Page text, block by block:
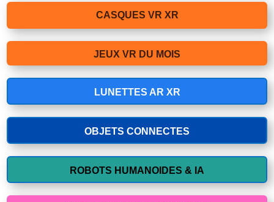
CASQUES VR XR
JEUX VR DU MOIS
LUNETTES AR XR
OBJETS CONNECTES
ROBOTS HUMANOIDES & IA